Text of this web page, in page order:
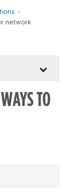
network
TO